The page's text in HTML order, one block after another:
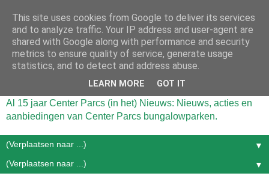
Al 15 jaar Center Parcs (in het) Nieuws: Nieuws, acties en
aanbiedingen van Center Parcs bungalowparken.
▼
▼
This site uses cookies from Google to deliver its services
and to analyze traffic. Your IP address and user-agent are
shared with Google along with performance and security
metrics to ensure quality of service, generate usage
statistics, and to detect and address abuse.
LEARN MORE GOT IT